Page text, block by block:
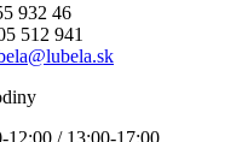
932 46
512 941
12:00 / 13:00-17:00